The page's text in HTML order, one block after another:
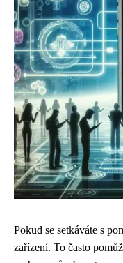
Pokud se setkáváte s
zařízení. To často